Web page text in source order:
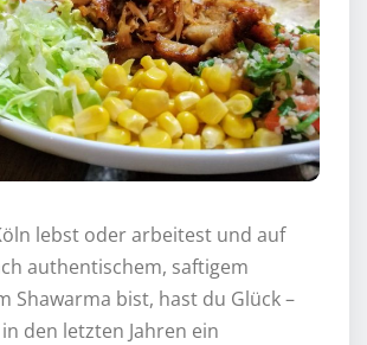
lebst oder arbeitest und auf
authentischem, saftigem
Shawarma bist, hast du Glück –
den letzten Jahren ein